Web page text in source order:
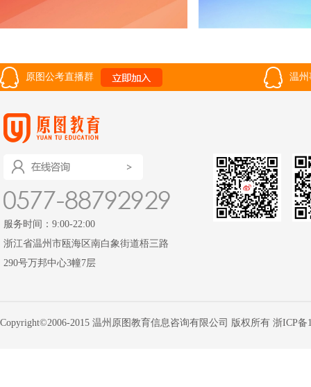
原图公考直播群 温州
服务时间：9:00-22:00
浙江省温州市瓯海区南白象街道梧三路
290号万邦中心3幢7层
Copyright©2006-2015 温州原图教育信息咨询有限公司 版权所有 浙ICP备